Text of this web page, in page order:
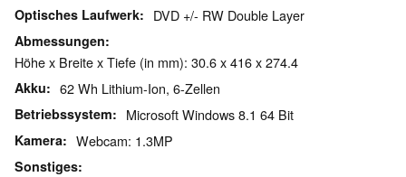
Optisches Laufwerk DVD +/- RW Double Layer
Abmessungen
Höhe x Breite x Tiefe (in mm): 30.6 x 416 x 274.4
Akku 62 Wh Lithium-Ion, 6-Zellen
Betriebssystem Microsoft Windows 8.1 64 Bit
Kamera Webcam: 1.3MP
Sonstiges